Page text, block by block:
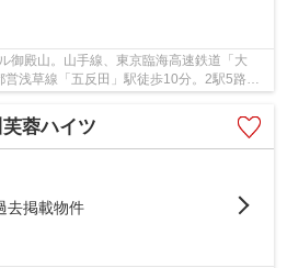
御殿山。山手線、東京臨海高速鉄道「大
浅草線「五反田」駅徒歩10分。2駅5路線
蓉ハイツ
去掲載物件